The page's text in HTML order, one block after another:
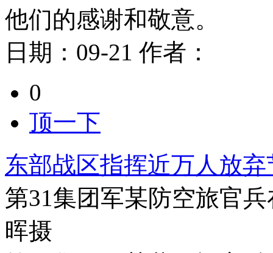
他们的感谢和敬意。
日期： 09-21 作者：
0
顶一下
东部战区指挥近万人放
第31集团军某防空旅官
晖摄